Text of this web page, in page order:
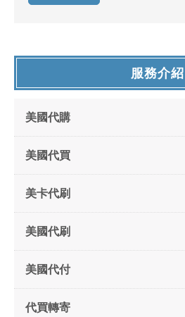
服務介紹
美國代購
美國代買
美卡代刷
美國代刷
美國代付
代買轉寄